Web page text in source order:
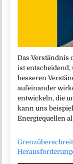
Das Verständnis
ist entscheidend,
besseren
aufeinander
entwickeln, die
kann uns
Energiequellen